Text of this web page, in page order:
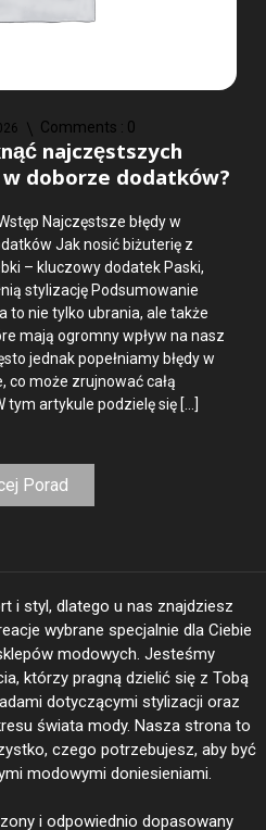
Comments : 0
najczęstszych
w doborze dodatków?
Najczęstsze błędy w
Jak nosić biżuterię z
– kluczowy dodatek Paski,
stylizację Podsumowanie
to nie tylko ubrania, ale także
mają ogromny wpływ na nasz
jednak popełniamy błędy w
co może zrujnować całą
tym artykule podzielę się […]
Porad
i styl, dlatego u nas znajdziesz
wybrane specjalnie dla Ciebie
modowych. Jesteśmy
którzy pragną dzielić się z Tobą
dotyczącymi stylizacji oraz
świata mody. Nasza strona to
czego potrzebujesz, aby być
modowymi doniesieniami.
i odpowiednio dopasowany